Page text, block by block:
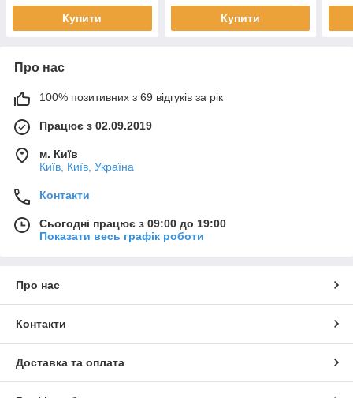
Купити Купити
Про нас
100% позитивних з 69 відгуків за рік
Працює з 02.09.2019
м. Київ
Київ, Київ, Україна
Контакти
Сьогодні працює з 09:00 до 19:00
Показати весь графік роботи
Про нас
Контакти
Доставка та оплата